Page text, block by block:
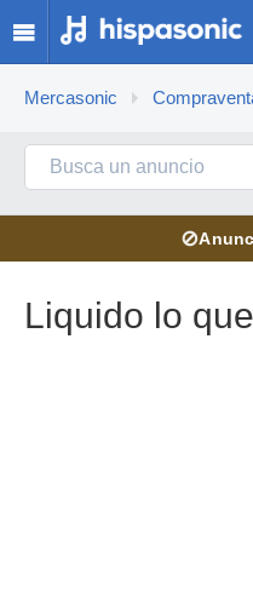
Mercasonic
⊘
Liquido lo